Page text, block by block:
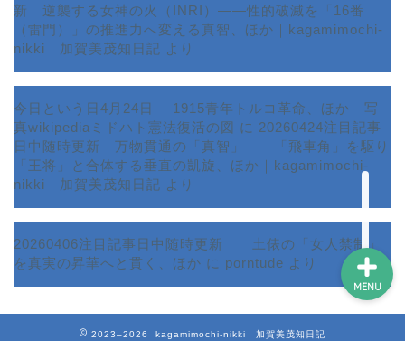
新 逆襲する女神の火（INRI）――性的破滅を「16番
（雷門）」の推進力へ変える真智、ほか｜kagamimochi-
nikki 加賀美茂知日記 より
今日という日4月24日 1915青年トルコ革命、ほか 写
真wikipediaミドハト憲法復活の図 に 20260424注目記事
日中随時更新 万物貫通の「真智」――「飛車角」を駆り
「王将」と合体する垂直の凱旋、ほか｜kagamimochi-
nikki 加賀美茂知日記 より
20260406注目記事日中随時更新 土俵の「女人禁制」
を真実の昇華へと貫く、ほか に porntude より
2023–2026 kagamimochi-nikki 加賀美茂知日記
MENU
ホーム
サービス
ランキング